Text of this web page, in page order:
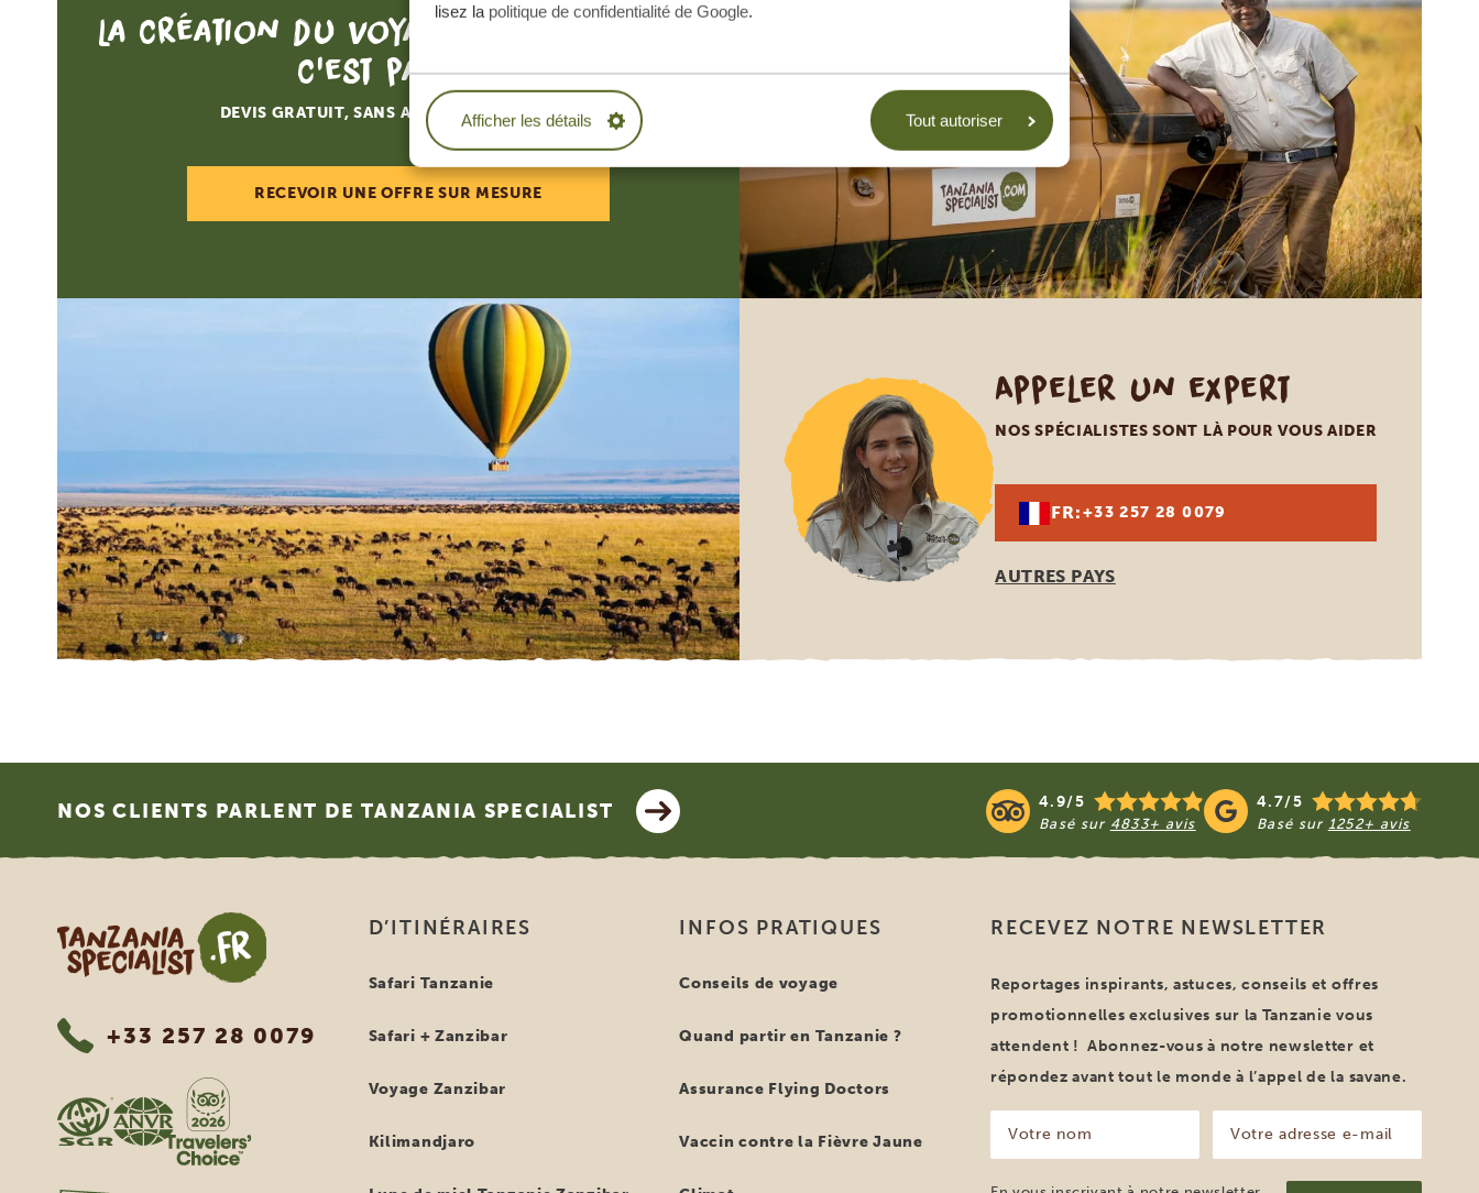
lisez la politique de confidentialité de Google.
Afficher les détails Tout autoriser
La création du voyage de vos rêves,
c'est par ici.
DEVIS GRATUIT, SANS AUCUNE OBLIGATION
RECEVOIR UNE OFFRE SUR MESURE
Appeler un expert
NOS SPÉCIALISTES SONT LÀ POUR VOUS AIDER
FR:+33 257 28 0079
AUTRES PAYS
NOS CLIENTS PARLENT DE TANZANIA SPECIALIST 4.9/5
Basé sur 4833+ avis
4.7/5
Basé sur 1252+ avis
Tanzania Specialist
+33 257 28 0079
D’ITINÉRAIRES
Safari Tanzanie
Safari + Zanzibar
Voyage Zanzibar
Kilimandjaro
INFOS PRATIQUES
Conseils de voyage
Quand partir en Tanzanie ?
Assurance Flying Doctors
Vaccin contre la Fièvre Jaune
RECEVEZ NOTRE NEWSLETTER
Reportages inspirants, astuces, conseils et offres
promotionnelles exclusives sur la Tanzanie vous
attendent ! Abonnez-vous à notre newsletter et
répondez avant tout le monde à l’appel de la savane.
nom
(Nécessaire)
adresse
e-
mail